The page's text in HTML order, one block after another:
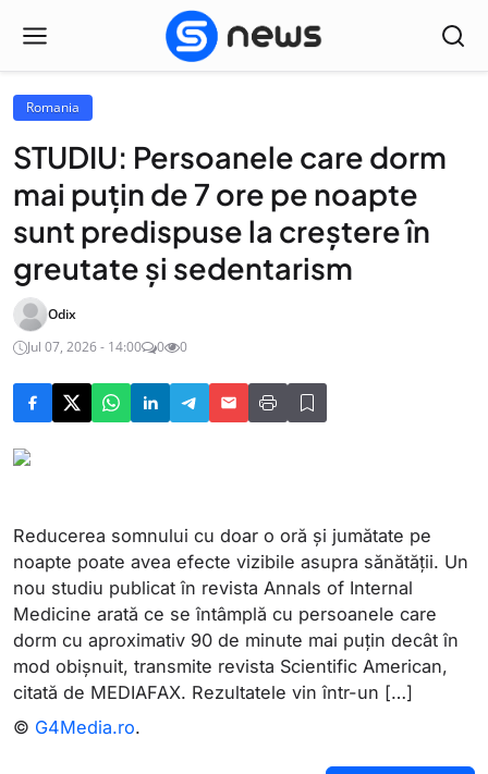
Romania
STUDIU: Persoanele care dorm
mai puțin de 7 ore pe noapte
sunt predispuse la creștere în
greutate și sedentarism
Odix
Jul 07, 2026 - 14:00
0 0
Reducerea somnului cu doar o oră și jumătate pe
noapte poate avea efecte vizibile asupra sănătății. Un
nou studiu publicat în revista Annals of Internal
Medicine arată ce se întâmplă cu persoanele care
dorm cu aproximativ 90 de minute mai puțin decât în
mod obișnuit, transmite revista Scientific American,
citată de MEDIAFAX. Rezultatele vin într-un […]
© G4Media.ro.